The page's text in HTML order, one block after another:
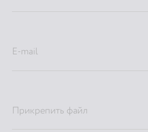
E-mail
Прикрепить файл